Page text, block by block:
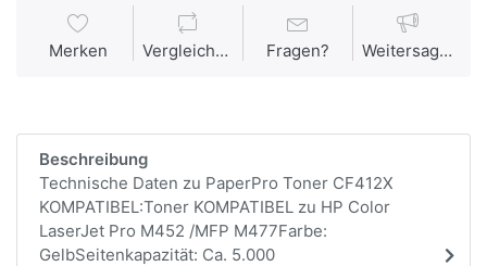
Merken Vergleichen Fragen? Weitersagen
Beschreibung
Technische Daten zu PaperPro Toner CF412X
KOMPATIBEL:Toner KOMPATIBEL zu HP Color
LaserJet Pro M452 /MFP M477Farbe:
GelbSeitenkapazität: Ca. 5.000